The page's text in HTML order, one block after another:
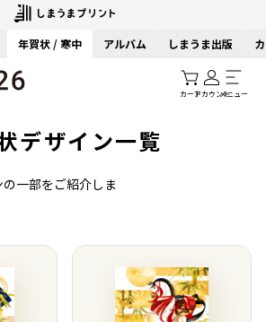
年賀状 / 寒中 アルバム しまうま出版
カートアカウントメニュー
デザイン一覧
一部をご紹介しま